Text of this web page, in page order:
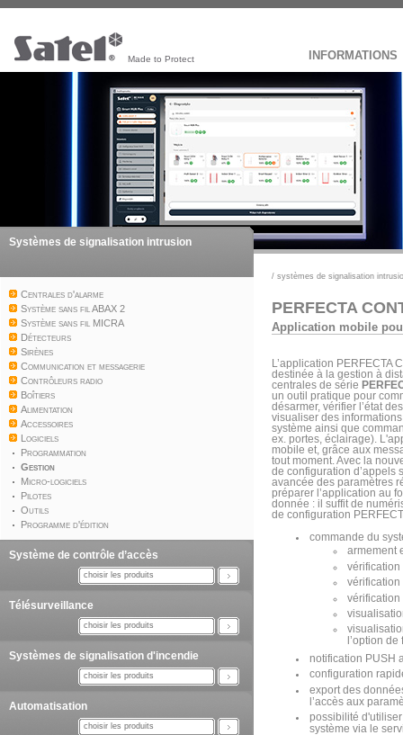
Made to Protect INFORMATIONS
Systèmes de signalisation intrusion
Centrales d'alarme
Système sans fil ABAX 2
Système sans fil MICRA
Détecteurs
Sirènes
Communication et messagerie
Contrôleurs radio
Boîtiers
Alimentation
Accessoires
Logiciels
Programmation
Gestion
Micro-logiciels
Pilotes
Outils
Programme d'édition
Système de contrôle d’accès
choisir les produits
Télésurveillance
choisir les produits
Systèmes de signalisation d'incendie
choisir les produits
Automatisation
choisir les produits
/ systèmes de signalisation
PERFECTA
Application mobile
L’application
destinée à la gestion à
centrales de série
un outil pratique pour
désarmer, vérifier l’état
visualiser des
système ainsi que
ex. portes, éclairage).
mobile et, grâce aux
tout moment. Avec la
de configuration d’appels
avancée des paramètres
préparer l’application au
donnée : il suffit de
de configuration
commande du
armement
vérification
vérification
vérification
l’option
notification PUSH
configuration
export des
l’accès aux
possibilité
système via le